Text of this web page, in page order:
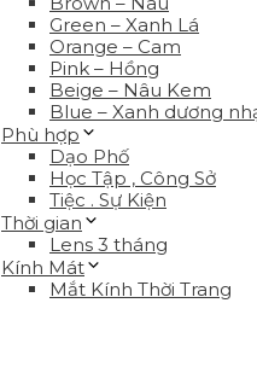
Green – Xanh Lá
Orange – Cam
Pink – Hồng
Beige – Nâu Kem
Blue – Xanh dương
Phù hợp
Dạo Phố
Học Tập , Công Sở
Tiệc . Sự Kiện
Thời gian
Lens 3 tháng
Kính Mát
Mắt Kính Thời Trang